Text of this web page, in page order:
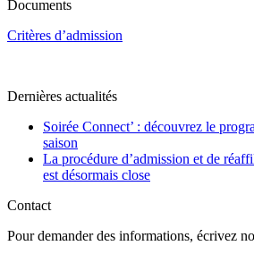
Documents
Critères d’admission
Dernières actualités
Soirée Connect’ : découvrez le
saison
La procédure d’admission et de
est désormais close
Contact
Pour demander des informations, écrivez